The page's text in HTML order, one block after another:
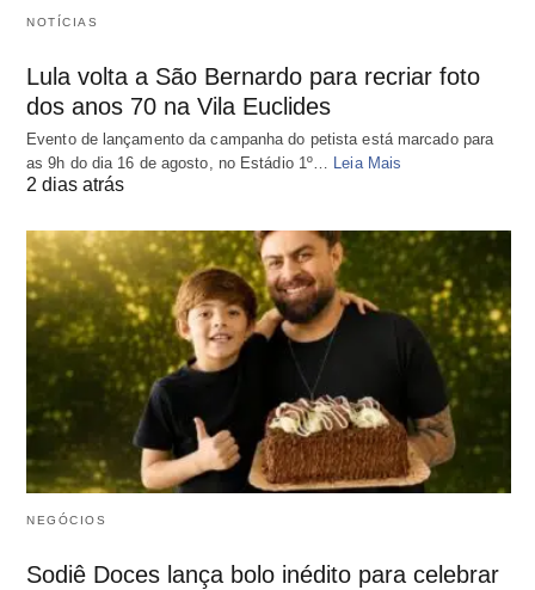
NOTÍCIAS
Lula volta a São Bernardo para recriar foto
dos anos 70 na Vila Euclides
Evento de lançamento da campanha do petista está marcado para
as 9h do dia 16 de agosto, no Estádio 1º…
Leia Mais
2 dias atrás
NEGÓCIOS
Sodiê Doces lança bolo inédito para celebrar